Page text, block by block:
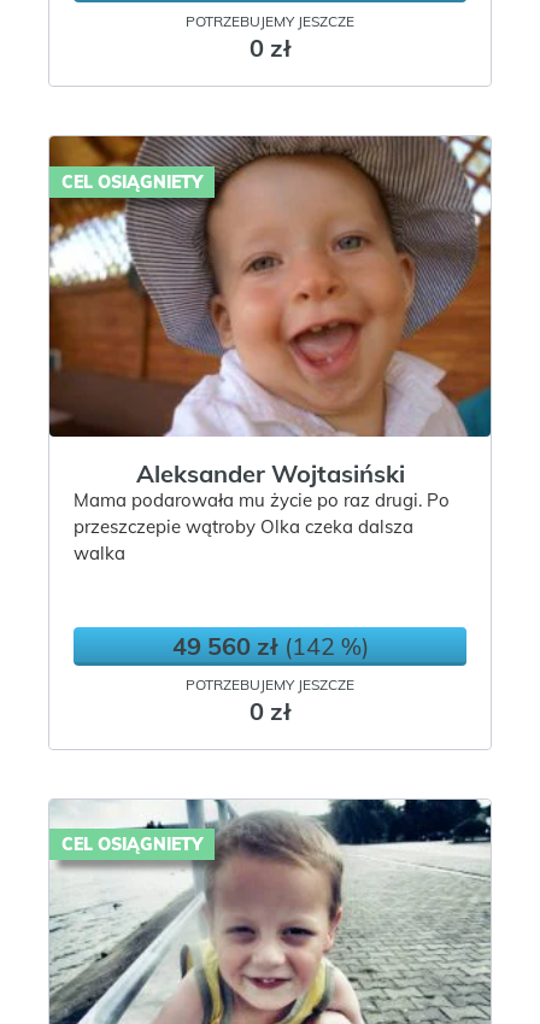
POTRZEBUJEMY JESZCZE
0 zł
CEL OSIĄGNIETY
Aleksander Wojtasiński
Mama podarowała mu życie po raz drugi. Po
przeszczepie wątroby Olka czeka dalsza
walka
49 560 zł(142 %)
POTRZEBUJEMY JESZCZE
0 zł
CEL OSIĄGNIETY